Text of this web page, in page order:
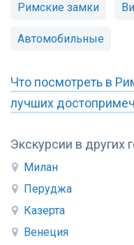
Экскурсии в других
Милан
Перуджа
Казерта
Венеция
Римские замки
Автомобильные
Что посмотреть в
лучших